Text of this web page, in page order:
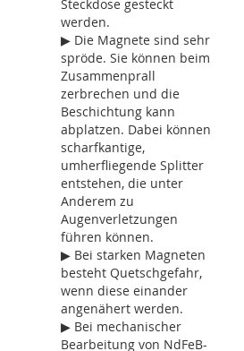
Steckdose gesteckt
werden.
▶ Die Magnete sind sehr
spröde. Sie können beim
Zusammenprall
zerbrechen und die
Beschichtung kann
abplatzen. Dabei können
scharfkantige,
umherfliegende Splitter
entstehen, die unter
Anderem zu
Augenverletzungen
führen können.
▶ Bei starken Magneten
besteht Quetschgefahr,
wenn diese einander
angenähert werden.
▶ Bei mechanischer
Bearbeitung von NdFeB-